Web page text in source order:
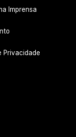
Imprensa
Privacidade